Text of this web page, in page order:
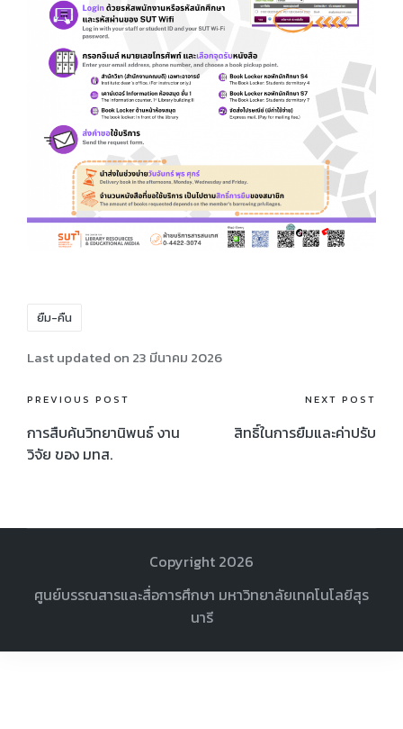
Tags:
ยืม-คืน
Last updated on 23 มีนาคม 2026
Post
navigation
PREVIOUS POST
การสืบค้นวิทยานิพนธ์ งาน
วิจัย ของ มทส.
NEXT POST
สิทธิ์ในการยืมและค่าปรับ
Copyright 2026
ศูนย์บรรณสารและสื่อการศึกษา มหาวิทยาลัยเทคโนโลยีสุร
นารี